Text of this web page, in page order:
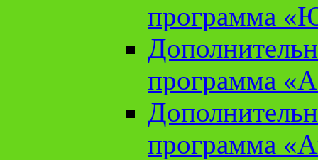
программа
программа
программа